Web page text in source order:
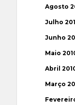
Agosto
Julho
Junho
Maio
Abril
Março